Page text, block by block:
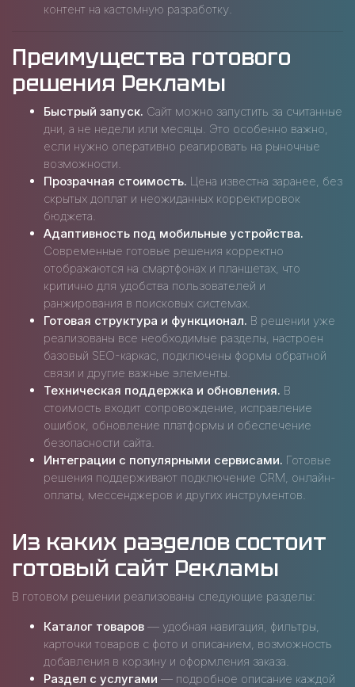
контент на кастомную разработку.
Преимущества готового
решения Рекламы
Быстрый запуск. Сайт можно запустить за считанные
дни, а не недели или месяцы. Это особенно важно,
если нужно оперативно реагировать на рыночные
возможности.
Прозрачная стоимость. Цена известна заранее, без
скрытых доплат и неожиданных корректировок
бюджета.
Адаптивность под мобильные устройства.
Современные готовые решения корректно
отображаются на смартфонах и планшетах, что
критично для удобства пользователей и
ранжирования в поисковых системах.
Готовая структура и функционал. В решении уже
реализованы все необходимые разделы, настроен
базовый SEO-каркас, подключены формы обратной
связи и другие важные элементы.
Техническая поддержка и обновления. В
стоимость входит сопровождение, исправление
ошибок, обновление платформы и обеспечение
безопасности сайта.
Интеграции с популярными сервисами. Готовые
решения поддерживают подключение CRM, онлайн-
оплаты, мессенджеров и других инструментов.
Из каких разделов состоит
готовый сайт Рекламы
В готовом решении реализованы следующие разделы:
Каталог товаров — удобная навигация, фильтры,
карточки товаров с фото и описанием, возможность
добавления в корзину и оформления заказа.
Раздел с услугами — подробное описание каждой